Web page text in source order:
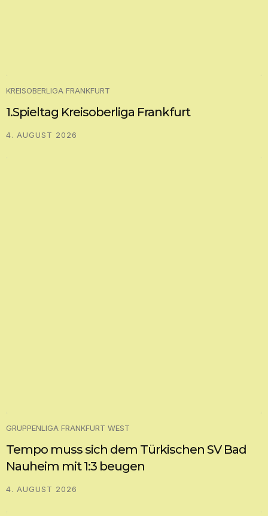
KREISOBERLIGA FRANKFURT
1.Spieltag Kreisoberliga Frankfurt
4. AUGUST 2026
GRUPPENLIGA FRANKFURT WEST
Tempo muss sich dem Türkischen SV Bad
Nauheim mit 1:3 beugen
4. AUGUST 2026